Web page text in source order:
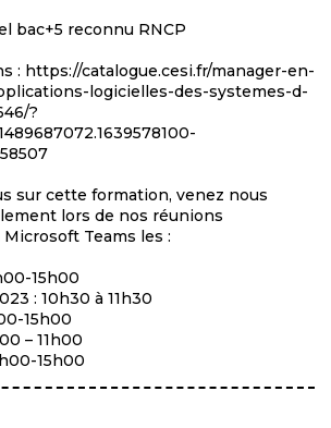
bac+5 reconnu RNCP
: https://catalogue.cesi.fr/manager-en-
logicielles-des-systemes-d-
?
sur cette formation, venez nous
lors de nos réunions
Teams les :
15h00
: 10h30 à 11h30
15h00
– 11h00
15h00